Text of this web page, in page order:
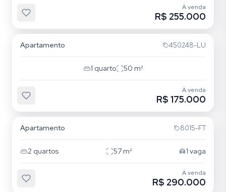
À venda
R$ 255.000
Apartamento 450248-LU
1 quarto 50 m²
À venda
R$ 175.000
Apartamento 8015-FT
2 quartos 57m² 1 vaga
À venda
R$ 290.000